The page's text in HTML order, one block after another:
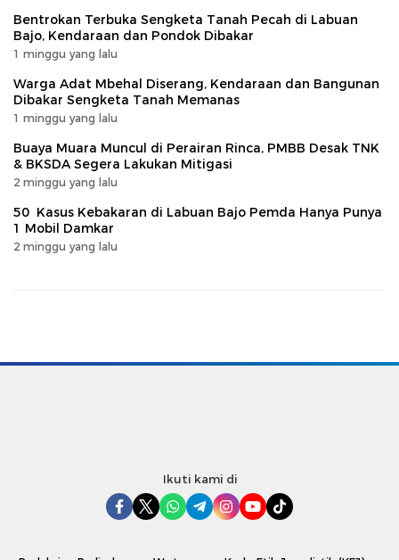
Bentrokan Terbuka Sengketa Tanah Pecah di Labuan
Bajo, Kendaraan dan Pondok Dibakar
1 minggu yang lalu
Warga Adat Mbehal Diserang, Kendaraan dan Bangunan
Dibakar Sengketa Tanah Memanas
1 minggu yang lalu
Buaya Muara Muncul di Perairan Rinca, PMBB Desak TNK
& BKSDA Segera Lakukan Mitigasi
2 minggu yang lalu
50 Kasus Kebakaran di Labuan Bajo Pemda Hanya Punya
1 Mobil Damkar
2 minggu yang lalu
Ikuti kami di